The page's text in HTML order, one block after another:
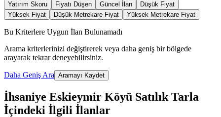
Yatırım Skoru Fiyatı Düşen Güncel İlan
Düşük Fiyat
Yüksek Fiyat
Düşük Metrekare Fiyat Yüksek Metrekare Fiyat
Bu Kriterlere Uygun İlan Bulunamadı
Arama kriterlerinizi değiştirerek veya daha geniş bir bölgede
arayarak tekrar deneyebilirsiniz.
Daha Geniş Ara Aramayı Kaydet
İhsaniye Eskieymir Köyü Satılık Tarla
İçindeki İlgili İlanlar